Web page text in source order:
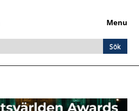
Menu